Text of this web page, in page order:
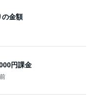
の金額
円課金